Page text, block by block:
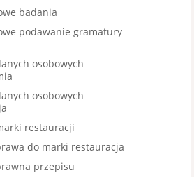
badania
podawanie gramatury
osobowych
osobowych
restauracji
do marki restauracja
przepisu